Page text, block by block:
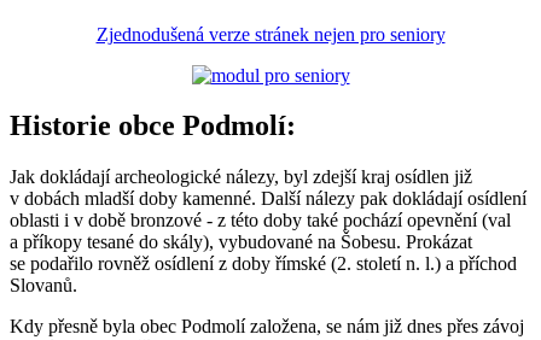
Zjednodušená verze stránek nejen pro seniory
Historie obce Podmolí:
Jak dokládají archeologické nálezy, byl zdejší kraj osídlen již
v dobách mladší doby kamenné. Další nálezy pak dokládají osídlení
oblasti i v době bronzové - z této doby také pochází opevnění (val
a příkopy tesané do skály), vybudované na Šobesu. Prokázat
se podařilo rovněž osídlení z doby římské (2. století n. l.) a příchod
Slovanů.
Kdy přesně byla obec Podmolí založena, se nám již dnes přes závoj